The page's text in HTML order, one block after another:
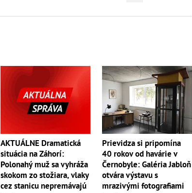
AKTUÁLNE Dramatická
situácia na Záhorí:
Polonahý muž sa vyhráža
skokom zo stožiara, vlaky
cez stanicu nepremávajú
Prievidza si pripomína
40 rokov od havárie v
Černobyle: Galéria Jabloň
otvára výstavu s
mrazivými fotografiami